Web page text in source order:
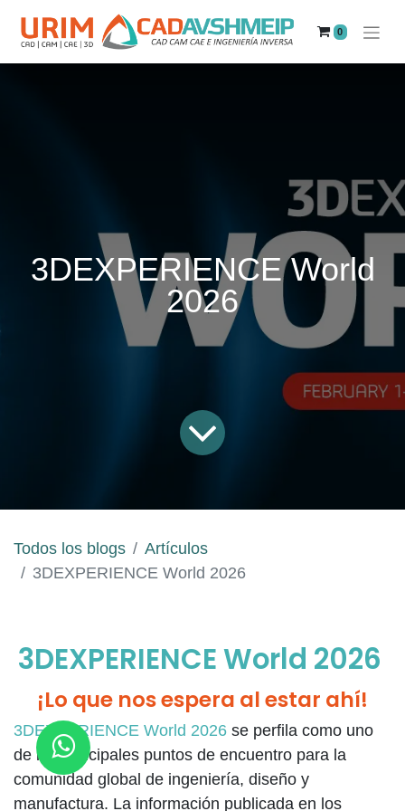
0
3DEXPERIENCE World
2026
Todos los blogs
Artículos
3DEXPERIENCE World 2026
3DEXPERIENCE World 2026
¡Lo que nos espera al estar ahí!
3DEXPERIENCE World 2026 se perfila como uno
de los principales puntos de encuentro para la
comunidad global de ingeniería, diseño y
manufactura. La información publicada en los